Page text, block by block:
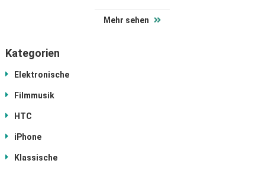
Mehr sehen
Kategorien
Elektronische
Filmmusik
HTC
iPhone
Klassische